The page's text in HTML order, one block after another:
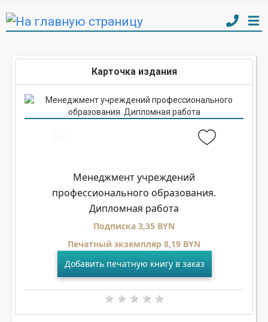
Карточка издания
Менеджмент учреждений
профессионального образования.
Дипломная работа
Подписка 3,35 BYN
Печатный экземпляр 8,19 BYN
Добавить печатную книгу в заказ